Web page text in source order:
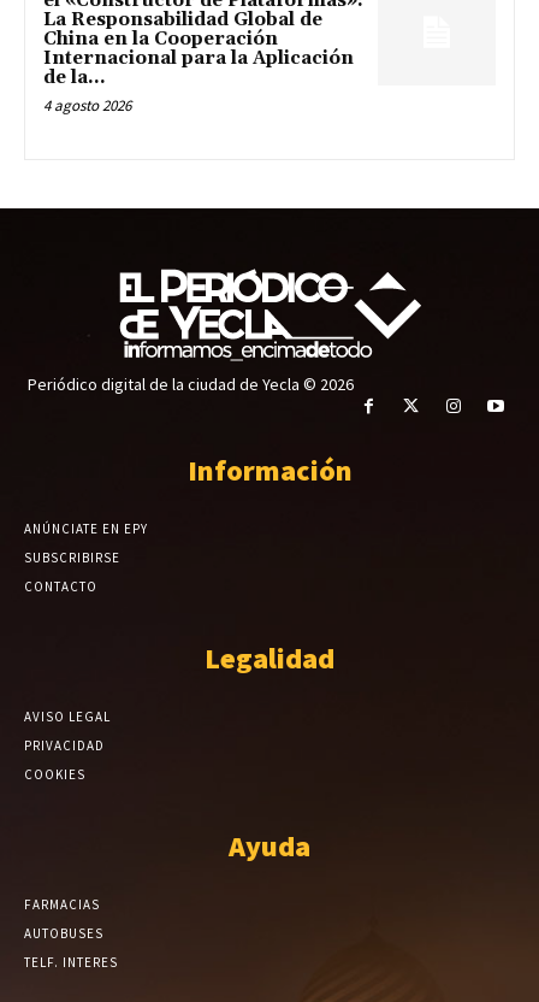
La Responsabilidad Global de
China en la Cooperación
Internacional para la Aplicación
de la...
4 agosto 2026
Periódico digital de la ciudad de Yecla © 2026
Información
ANÚNCIATE EN EPY
SUBSCRIBIRSE
CONTACTO
Legalidad
AVISO LEGAL
PRIVACIDAD
COOKIES
Ayuda
FARMACIAS
AUTOBUSES
TELF. INTERES